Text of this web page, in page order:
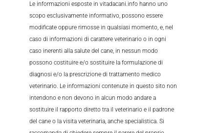
Le informazioni esposte in vitadacani.info hanno uno
scopo esclusivamente informativo, possono essere
modificate oppure rimosse in qualsiasi momento, e, nel
caso di informazioni di carattere veterinario o in ogni
caso inerenti alla salute del cane, in nessun modo
possono costituire e/o sostituire la formulazione di
diagnosi e/o la prescrizione di trattamento medico
veterinario. Le informazioni contenute in questo sito non
intendono e non devono in alcun modo andare a
sostituire il rapporto diretto tra il veterinario e il padrone
del cane o la visita veterinaria, anche specialistica. Si